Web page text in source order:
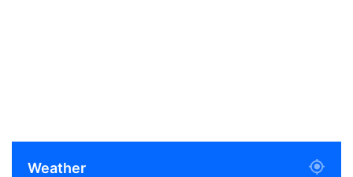
Weather